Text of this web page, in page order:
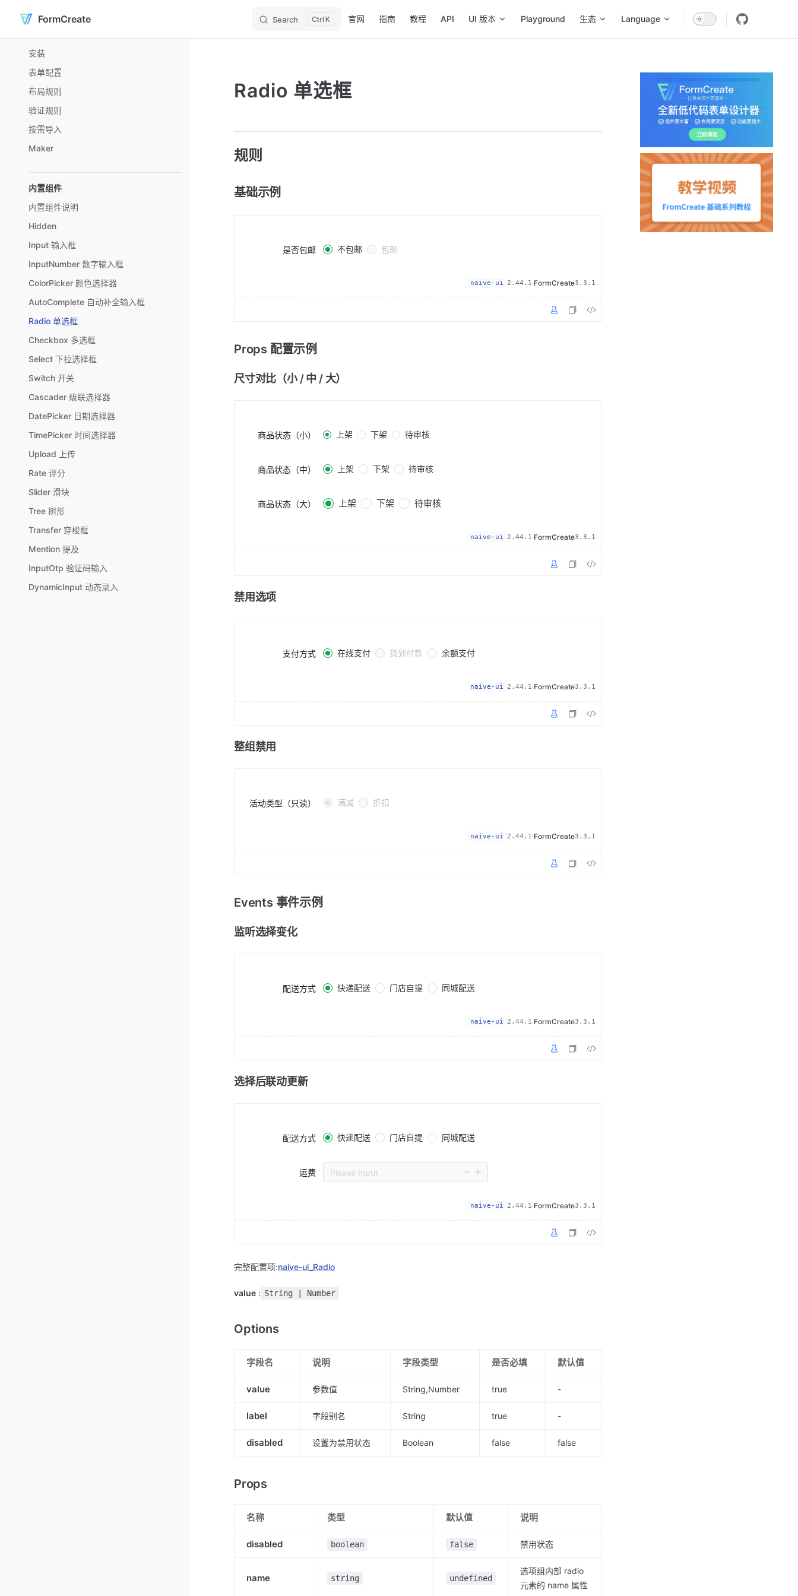
Skip to content
FormCreate Search K
官网
指南 教程 API UI 版本 Playground 生态 Language
安装
表单配置
布局规则
验证规则
按需导入
Maker
内置组件
内置组件说明
Hidden
Input 输入框
InputNumber 数字输入框
ColorPicker 颜色选择器
AutoComplete 自动补全输入框
Radio 单选框
Checkbox 多选框
Select 下拉选择框
Switch 开关
Cascader 级联选择器
DatePicker 日期选择器
TimePicker 时间选择器
Upload 上传
Rate 评分
Slider 滑块
Tree 树形
Transfer 穿梭框
Mention 提及
InputOtp 验证码输入
DynamicInput 动态录入
Radio 单选框
规则
基础示例
naive-ui 2.44.1·FormCreate3.3.1
是否包邮 不包邮 包邮
Props 配置示例
尺寸对比（小 / 中 / 大）
naive-ui 2.44.1·FormCreate3.3.1
商品状态（小） 上架 下架 待审核
商品状态（中） 上架 下架 待审核
商品状态（大） 上架 下架 待审核
禁用选项
naive-ui 2.44.1·FormCreate3.3.1
支付方式 在线支付 货到付款 余额支付
整组禁用
naive-ui 2.44.1·FormCreate3.3.1
活动类型（只读） 满减 折扣
Events 事件示例
监听选择变化
naive-ui 2.44.1·FormCreate3.3.1
配送方式 快递配送 门店自提 同城配送
选择后联动更新
naive-ui 2.44.1·FormCreate3.3.1
配送方式 快递配送 门店自提 同城配送
运费 Please Input
完整配置项:naive-ui_Radio
value : String | Number
Options
字段名 说明 字段类型 是否必填 默认值
value 参数值 String,Number true -
label 字段别名 String true -
disabled 设置为禁用状态 Boolean false false
Props
名称 类型 默认值 说明
disabled boolean false 禁用状态
name string undefined
选项组内部 radio
元素的 name 属性